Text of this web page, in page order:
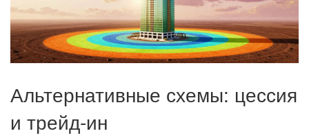
Альтернативные схемы: цессия
и трейд-ин